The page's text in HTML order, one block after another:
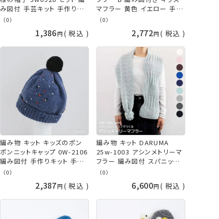
み図付 手芸キット 手作りキ
ット 帽子 ニット帽 子供 こど
芸 毛糸 赤 レッド 棒針編み
帽子 ダルマ 横田 手芸の山
（0）
1,386 税込
マフラー 黄色 イエロー 手作
りキット 手編みキット やわら
手編み 手作り 手芸 棒針編
み 毛糸 ダルマ 横田
daruma ykt 手芸の山久
（0）
2,772 税込
編み物 キット キッズのポン
ポンニットキャップ 0W-2106
編み図付 手作りキット 手芸
キット 子供 こども キッズ 手
毛糸 ニット帽 青 ブルー ダル
マ 横田 手芸の山久
（0）
2,387 税込
編み物 キット DARUMA
25w-1003 アシンメトリーマ
フラー 編み図付 スパニッシ
ュメリノ マフラー 棒針編み
みキット ホワイト ブラウン ブ
ルー ネイビー グレー 白 ピン
ク 茶色 青 紺 水色 灰色 黒
秋冬 毛糸 ダルマ 横田
（0）
6,600 税込